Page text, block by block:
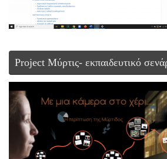
Project Μύρτις- εκπαιδευτικό